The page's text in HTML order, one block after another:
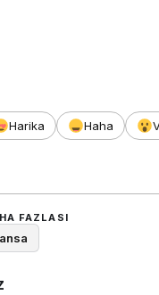
Harika Haha
FAZLASI